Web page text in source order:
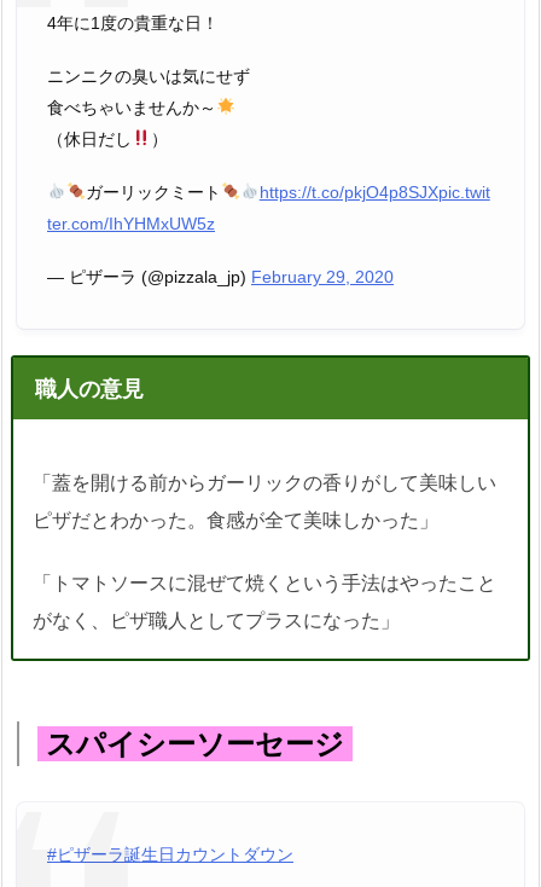
4年に1度の貴重な日！
ニンニクの臭いは気にせず
食べちゃいませんか～
（休日だし
）
ガーリックミート https://t.co/pkjO4p8SJXpic.twit
ter.com/IhYHMxUW5z
— ピザーラ (@pizzala_jp) February 29, 2020
職人の意見
「蓋を開ける前からガーリックの香りがして美味しい
ピザだとわかった。食感が全て美味しかった」
「トマトソースに混ぜて焼くという手法はやったこと
がなく、ピザ職人としてプラスになった」
スパイシーソーセージ
#ピザーラ誕生日カウントダウン